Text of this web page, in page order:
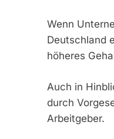
Wenn
Deutschland
höheres
Auch in
durch
Arbeitgeber.